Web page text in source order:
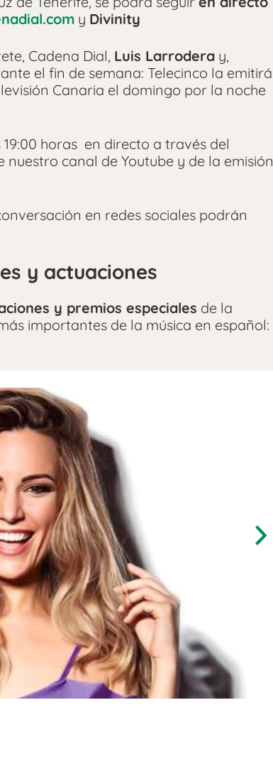
y Divinity
Cadena Dial, Luis Larrodera y,
el fin de semana: Telecinco la emitirá
Canaria el domingo por la noche
horas en directo a través del
nuestro canal de Youtube y de la emisión
en redes sociales podrán
y actuaciones
y premios especiales de la
importantes de la música en español:
posa ante la cámara